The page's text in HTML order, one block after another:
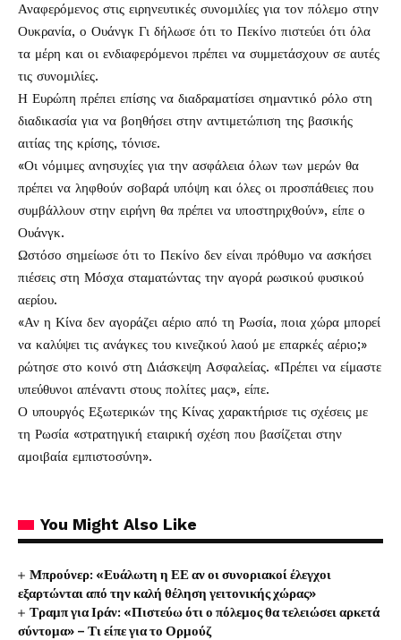
Αναφερόμενος στις ειρηνευτικές συνομιλίες για τον πόλεμο στην
Ουκρανία, ο Ουάνγκ Γι δήλωσε ότι το Πεκίνο πιστεύει ότι όλα
τα μέρη και οι ενδιαφερόμενοι πρέπει να συμμετάσχουν σε αυτές
τις συνομιλίες.
Η Ευρώπη πρέπει επίσης να διαδραματίσει σημαντικό ρόλο στη
διαδικασία για να βοηθήσει στην αντιμετώπιση της βασικής
αιτίας της κρίσης, τόνισε.
«Οι νόμιμες ανησυχίες για την ασφάλεια όλων των μερών θα
πρέπει να ληφθούν σοβαρά υπόψη και όλες οι προσπάθειες που
συμβάλλουν στην ειρήνη θα πρέπει να υποστηριχθούν», είπε ο
Ουάνγκ.
Ωστόσο σημείωσε ότι το Πεκίνο δεν είναι πρόθυμο να ασκήσει
πιέσεις στη Μόσχα σταματώντας την αγορά ρωσικού φυσικού
αερίου.
«Αν η Κίνα δεν αγοράζει αέριο από τη Ρωσία, ποια χώρα μπορεί
να καλύψει τις ανάγκες του κινεζικού λαού με επαρκές αέριο;»
ρώτησε στο κοινό στη Διάσκεψη Ασφαλείας. «Πρέπει να είμαστε
υπεύθυνοι απέναντι στους πολίτες μας», είπε.
Ο υπουργός Εξωτερικών της Κίνας χαρακτήρισε τις σχέσεις με
τη Ρωσία «στρατηγική εταιρική σχέση που βασίζεται στην
αμοιβαία εμπιστοσύνη».
You Might Also Like
Μπρούνερ: «Ευάλωτη η ΕΕ αν οι συνοριακοί έλεγχοι
εξαρτώνται από την καλή θέληση γειτονικής χώρας»
Τραμπ για Ιράν: «Πιστεύω ότι ο πόλεμος θα τελειώσει αρκετά
σύντομα» – Τι είπε για το Ορμούζ